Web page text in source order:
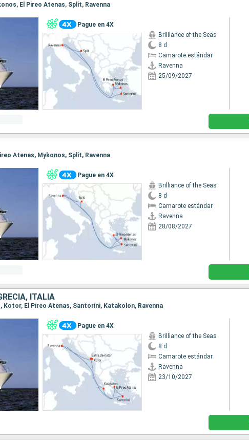
El Pireo Atenas, Split, Ravenna
Pague en 4X
Brilliance of the Seas
8 d
Camarote estándar
Ravenna
25/09/2027
Atenas, Mykonos, Split, Ravenna
Pague en 4X
Brilliance of the Seas
8 d
Camarote estándar
Ravenna
28/08/2027
ITALIA
Kotor, El Pireo Atenas, Santoríni, Katakolon, Ravenna
Pague en 4X
Brilliance of the Seas
8 d
Camarote estándar
Ravenna
23/10/2027